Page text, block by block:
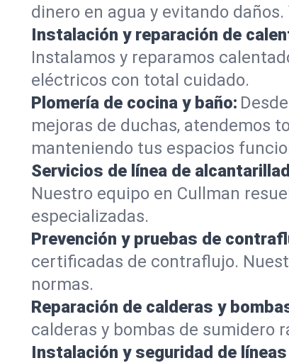
dinero en agua y evitando
Instalación y reparación de
Instalamos y reparamos
eléctricos con total cuidado.
Plomería de cocina y baño:
mejoras de duchas, atendemos
manteniendo tus espacios
Servicios de línea de
Nuestro equipo en Cullman
especializadas.
Prevención y pruebas de
certificadas de contraflujo.
normas.
Reparación de calderas y
calderas y bombas de sumidero
Instalación y seguridad de